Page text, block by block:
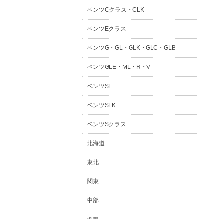
ベンツCクラス・CLK
ベンツEクラス
ベンツG・GL・GLK・GLC・GLB
ベンツGLE・ML・R・V
ベンツSL
ベンツSLK
ベンツSクラス
北海道
東北
関東
中部